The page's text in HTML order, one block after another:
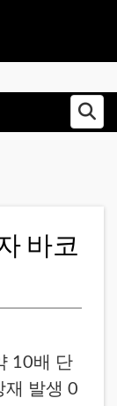
바코
10배 단
재 발생 0